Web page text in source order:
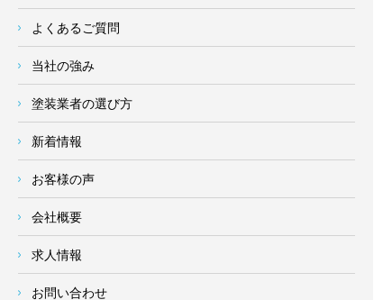
よくあるご質問
当社の強み
塗装業者の選び方
新着情報
お客様の声
会社概要
求人情報
お問い合わせ